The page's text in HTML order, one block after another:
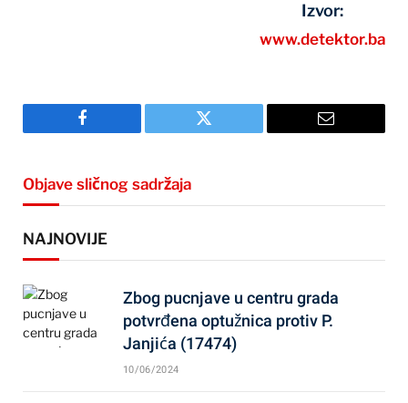
Izvor:
www.detektor.ba
Facebook Twitter Email
Objave sličnog sadržaja
NAJNOVIJE
Zbog pucnjave u centru grada
potvrđena optužnica protiv P.
Janjića (17474)
10/06/2024